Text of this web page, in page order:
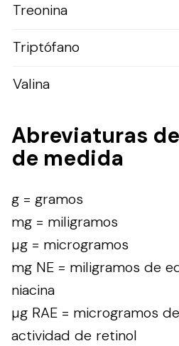
Treonina
Triptófano
Valina
Abreviaturas
de medida
g = gramos
mg = miligramos
µg = microgramos
mg NE = miligramos de
niacina
µg RAE = microgramos
actividad de retinol